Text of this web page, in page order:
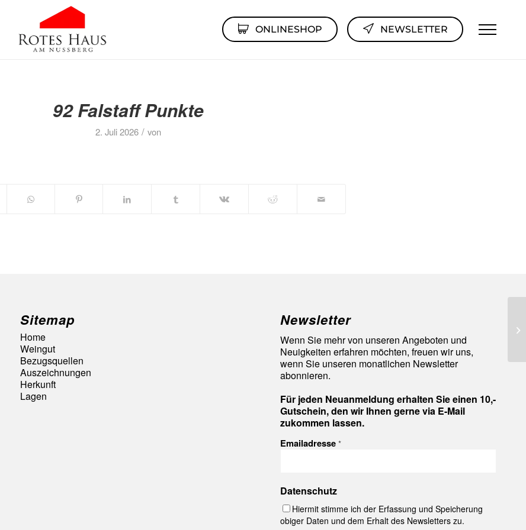
ONLINESHOP NEWSLETTER
92 Falstaff Punkte
2. Juli 2026 / von
Sitemap
Home
Weingut
Bezugsquellen
Auszeichnungen
Herkunft
Lagen
Newsletter
Wenn Sie mehr von unseren Angeboten und
Neuigkeiten erfahren möchten, freuen wir uns,
wenn Sie unseren monatlichen Newsletter
abonnieren.
Für jeden Neuanmeldung erhalten Sie einen 10,-
Gutschein, den wir Ihnen gerne via E-Mail
zukommen lassen.
Emailadresse*
Datenschutz
Hiermit stimme ich der Erfassung und Speicherung
obiger Daten und dem Erhalt des Newsletters zu.